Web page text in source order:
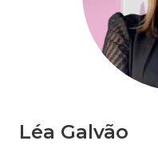
Léa Galvão